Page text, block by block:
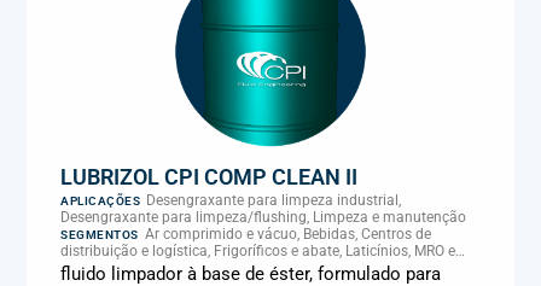
LUBRIZOL CPI COMP CLEAN II
APLICAÇÕES
Desengraxante para limpeza industrial,
Desengraxante para limpeza/flushing, Limpeza e manutenção
SEGMENTOS Ar comprimido e vácuo, Bebidas, Centros de
distribuição e logística, Frigoríficos e abate, Laticínios, MRO e
manutenção industrial
fluido limpador à base de éster, formulado para